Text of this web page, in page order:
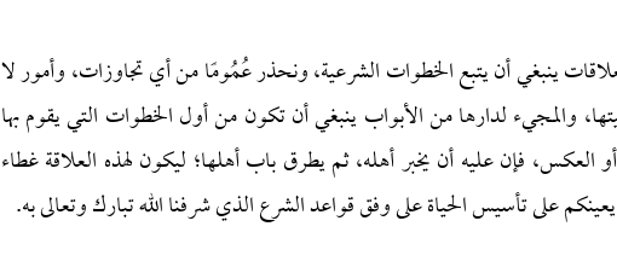
ينبغي أن يتبع الخطوات الشرعية، ونحذر عُمُومًا من أي تجاوزات، وأمور لا
والمجيء لدارها من الأبواب ينبغي أن تكون من أول الخطوات التي يقوم بها
العكس، فإن عليه أن يخبر أهله، ثم يطرق باب أهلها؛ ليكون لهذه العلاقة غطاء
على تأسيس الحياة على وفق قواعد الشرع الذي شرفنا الله تبارك وتعالى به.